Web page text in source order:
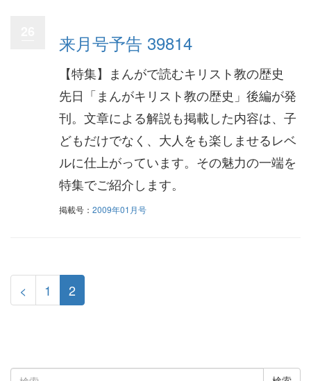
来月号予告 39814
【特集】まんがで読むキリスト教の歴史
先日「まんがキリスト教の歴史」後編が発
刊。文章による解説も掲載した内容は、子
どもだけでなく、大人をも楽しませるレベ
ルに仕上がっています。その魅力の一端を
特集でご紹介します。
掲載号： 2009年01月号
< 1 2
検